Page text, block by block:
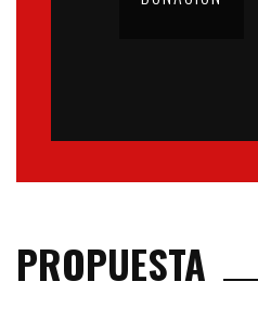
PROPUESTA